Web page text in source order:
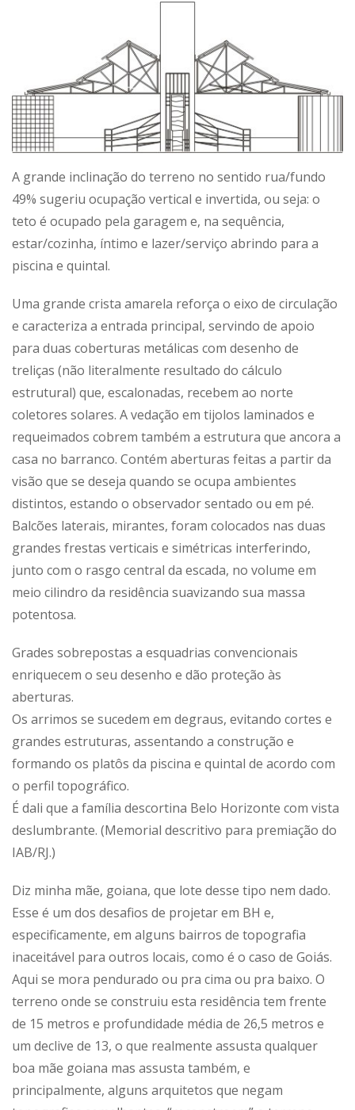
A grande inclinação do terreno no sentido rua/fundo
49% sugeriu ocupação vertical e invertida, ou seja: o
teto é ocupado pela garagem e, na sequência,
estar/cozinha, íntimo e lazer/serviço abrindo para a
piscina e quintal.
Uma grande crista amarela reforça o eixo de circulação
e caracteriza a entrada principal, servindo de apoio
para duas coberturas metálicas com desenho de
treliças (não literalmente resultado do cálculo
estrutural) que, escalonadas, recebem ao norte
coletores solares. A vedação em tijolos laminados e
requeimados cobrem também a estrutura que ancora a
casa no barranco. Contém aberturas feitas a partir da
visão que se deseja quando se ocupa ambientes
distintos, estando o observador sentado ou em pé.
Balcões laterais, mirantes, foram colocados nas duas
grandes frestas verticais e simétricas interferindo,
junto com o rasgo central da escada, no volume em
meio cilindro da residência suavizando sua massa
potentosa.
Grades sobrepostas a esquadrias convencionais
enriquecem o seu desenho e dão proteção às
aberturas.
Os arrimos se sucedem em degraus, evitando cortes e
grandes estruturas, assentando a construção e
formando os platôs da piscina e quintal de acordo com
o perfil topográfico.
É dali que a família descortina Belo Horizonte com vista
deslumbrante. (Memorial descritivo para premiação do
IAB/RJ.)
Diz minha mãe, goiana, que lote desse tipo nem dado.
Esse é um dos desafios de projetar em BH e,
especificamente, em alguns bairros de topografia
inaceitável para outros locais, como é o caso de Goiás.
Aqui se mora pendurado ou pra cima ou pra baixo. O
terreno onde se construiu esta residência tem frente
de 15 metros e profundidade média de 26,5 metros e
um declive de 13, o que realmente assusta qualquer
boa mãe goiana mas assusta também, e
principalmente, alguns arquitetos que negam